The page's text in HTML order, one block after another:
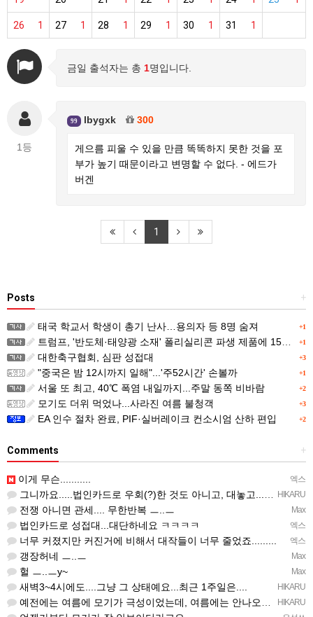
1
26 1
27 1
28 1
29 1
30 1
31
금일 출석자는 총 1명입니다.
1등
99 lbygxk 300
게으름 피울 수 있을 만큼 똑똑하지 못한 것을 포
부가 높기 때문이라고 변명할 수 없다. - 에드가
버겐
1
+
Posts
+1
태국 학교서 학생이 총기 난사…용의자 등 8명 숨져
+1
트럼프, '반도체·태양광 소재' 폴리실리콘 파생 제품에 15% 관세...한국 기업도 영향
+3
대한축구협회, 심판 성접대
+1
"중국은 밤 12시까지 일해"...'주52시간' 손볼까
+2
서울 또 최고, 40℃ 폭염 내일까지...주말 동쪽 비바람
+3
모기도 더위 먹었나...사라진 여름 불청객
+2
EA 인수 절차 완료, PIF·실버레이크 컨소시엄 산하 편입
+
Comments
엑스
이게 무슨...........
HIKARU
그니까요.....법인카드로 우회(?)한 것도 아니고, 대놓고...ㅋ ㅋ)
Max
전쟁 아니면 관세.... 무한반복 ㅡ..ㅡ
엑스
법인카드로 성접대...대단하네요 ㅋㅋㅋㅋ
엑스
너무 커졌지만 커진거에 비해서 대작들이 너무 줄었죠.........
Max
갱장허네 ㅡ..ㅡ
Max
헐 ㅡ..ㅡy~
HIKARU
새벽3~4시에도....그냥 그 상태예요...최근 1주일은....
HIKARU
예전에는 여름에 모기가 극성이었는데, 여름에는 안나오는 것 같은.....ㅎ ㅎ)